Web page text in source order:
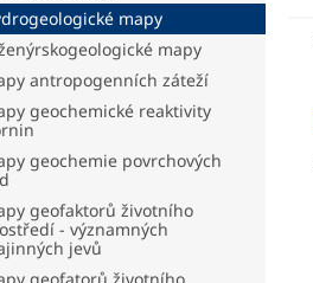
mapy
mapy
antropogenních záteží
geochemické reaktivity
geochemie povrchových
geofaktorů životního
- významných
jevů